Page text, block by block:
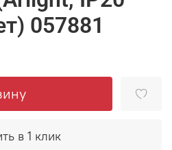
057881
в 1 клик